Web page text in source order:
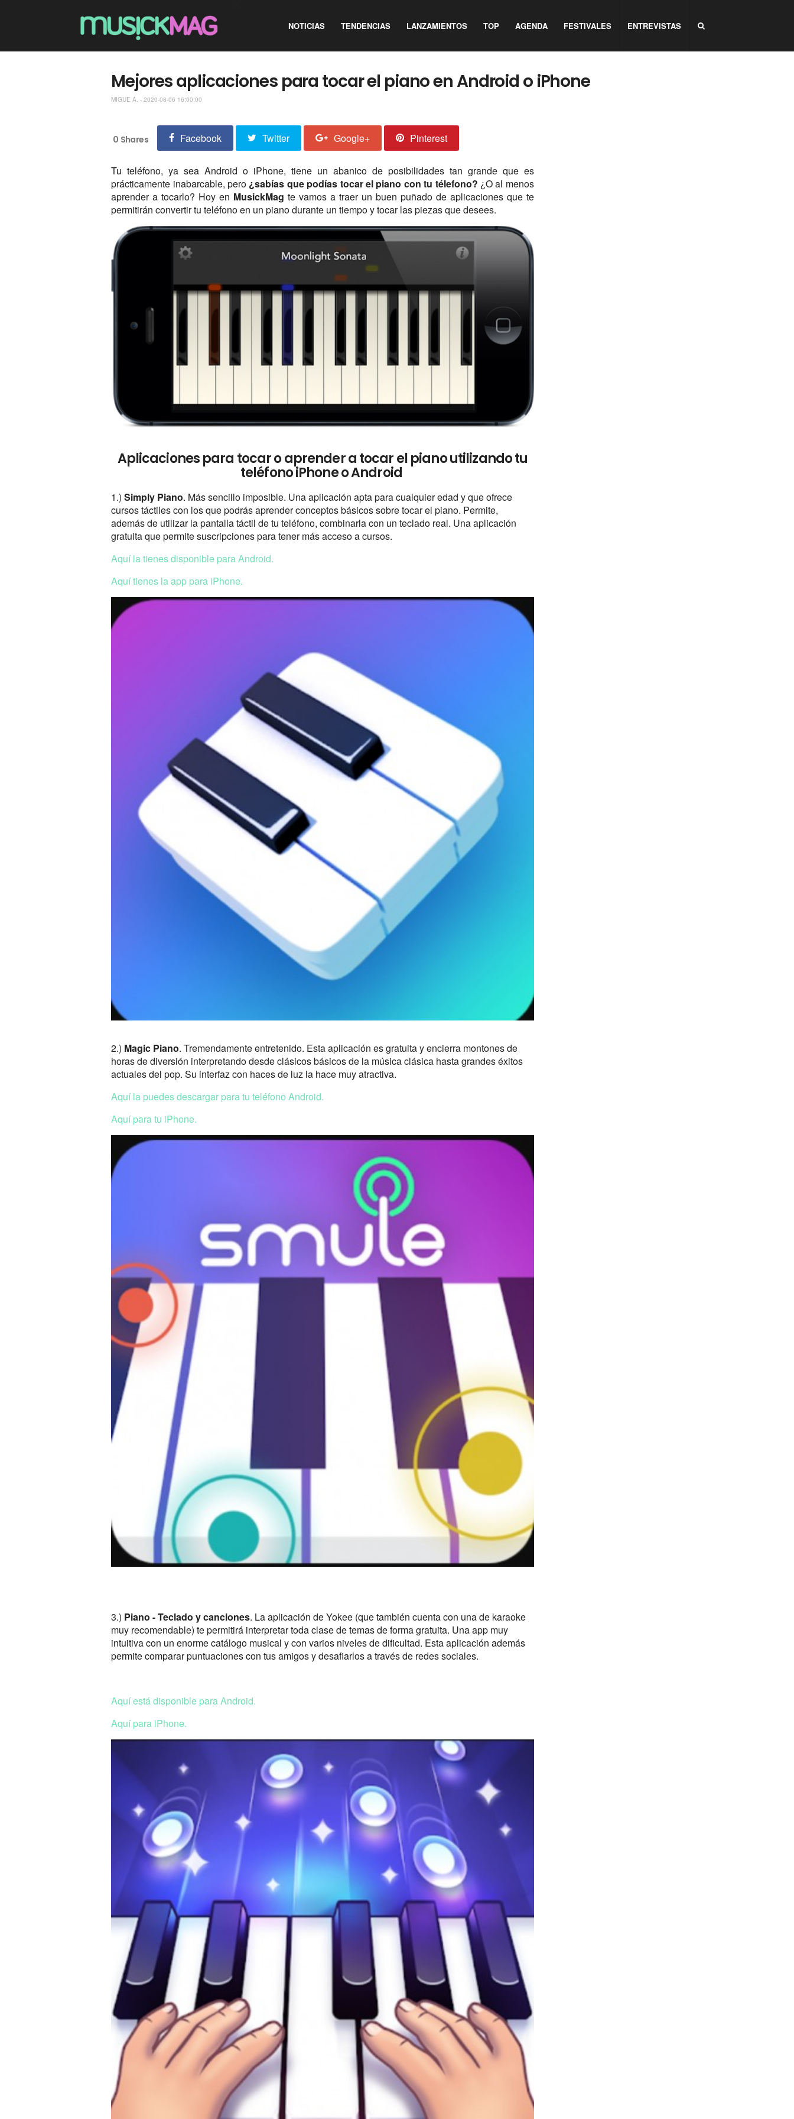
NOTICIAS TENDENCIAS LANZAMIENTOS TOP AGENDA FESTIVALES ENTREVISTAS
Mejores aplicaciones para tocar el piano en Android o iPhone
MIGUE A. - 2020-08-06 16:00:00
0 Shares Facebook Twitter Google+ Pinterest
Tu teléfono, ya sea Android o iPhone, tiene un abanico de posibilidades tan grande que es
prácticamente inabarcable, pero ¿sabías que podías tocar el piano con tu télefono? ¿O al menos
aprender a tocarlo? Hoy en MusickMag te vamos a traer un buen puñado de aplicaciones que te
permitirán convertir tu teléfono en un piano durante un tiempo y tocar las piezas que desees.
Aplicaciones para tocar o aprender a tocar el piano utilizando tu
teléfono iPhone o Android
1.)Simply Piano. Más sencillo imposible. Una aplicación apta para cualquier edad y que ofrece
cursos táctiles con los que podrás aprender conceptos básicos sobre tocar el piano. Permite,
además de utilizar la pantalla táctil de tu teléfono, combinarla con un teclado real. Una aplicación
gratuita que permite suscripciones para tener más acceso a cursos.
Aquí la tienes disponible para Android.
Aquí tienes la app para iPhone.
2.) Magic Piano. Tremendamente entretenido. Esta aplicación es gratuita y encierra montones de
horas de diversión interpretando desde clásicos básicos de la música clásica hasta grandes éxitos
actuales del pop. Su interfaz con haces de luz la hace muy atractiva.
Aquí la puedes descargar para tu teléfono Android.
Aquí para tu iPhone.
3.) Piano - Teclado y canciones. La aplicación de Yokee (que también cuenta con una de karaoke
muy recomendable) te permitirá interpretar toda clase de temas de forma gratuita. Una app muy
intuitiva con un enorme catálogo musical y con varios niveles de dificultad. Esta aplicación además
permite comparar puntuaciones con tus amigos y desafiarlos a través de redes sociales.
Aquí está disponible para Android.
Aquí para iPhone.